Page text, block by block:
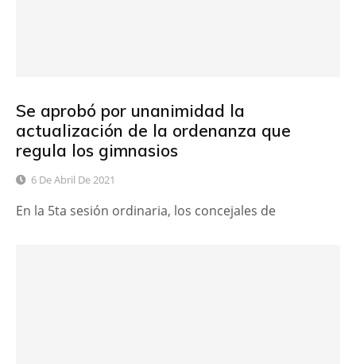
Se aprobó por unanimidad la
actualización de la ordenanza que
regula los gimnasios
6 De Abril De 2021
En la 5ta sesión ordinaria, los concejales de